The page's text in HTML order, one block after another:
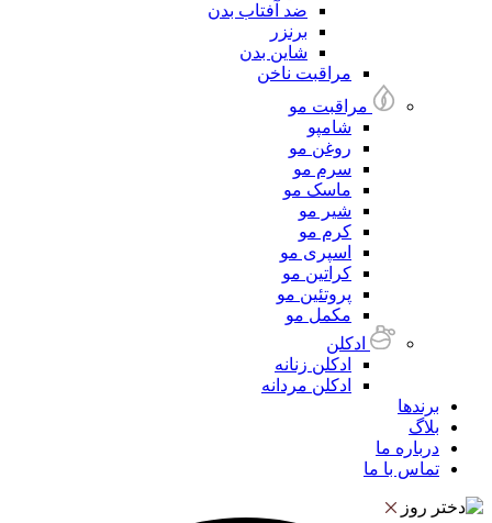
ضد آفتاب بدن
برنزر
شاین بدن
مراقبت ناخن
مراقبت مو
شامپو
روغن مو
سرم مو
ماسک مو
شیر مو
کرم مو
اسپری مو
کراتین مو
پروتئین مو
مکمل مو
ادکلن
ادکلن زنانه
ادکلن مردانه
برندها
بلاگ
درباره ما
تماس با ما